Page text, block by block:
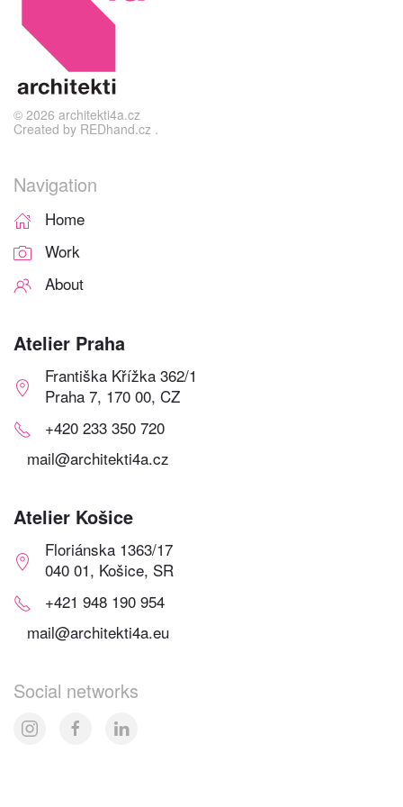
© 2026 architekti4a.cz
Created by REDhand.cz .
Navigation
Home
Work
About
Atelier Praha
Františka Křížka 362/1
Praha 7, 170 00, CZ
+420 233 350 720
mail@architekti4a.cz
Atelier Košice
Floriánska 1363/17
040 01, Košice, SR
+421 948 190 954
mail@architekti4a.eu
Social networks